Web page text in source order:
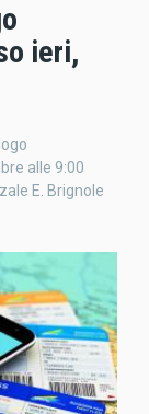
ieri,
alle 9:00
E. Brignole